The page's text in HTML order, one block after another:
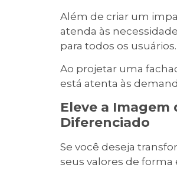
Além de criar um
atenda às
para todos os usuários.
Ao projetar uma
está atenta às
Eleve a
Diferenciado
Se você deseja
seus valores de forma